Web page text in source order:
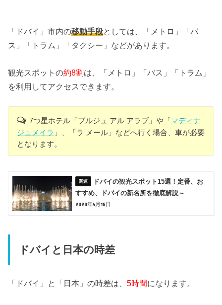
「ドバイ」市内の移動手段としては、「メトロ」「バ
ス」「トラム」「タクシー」などがあります。
観光スポットの約8割は、「メトロ」「バス」「トラム」
を利用してアクセスできます。
7つ星ホテル「ブルジュ アル アラブ」や「マディナ
ジュメイラ 」、「ラ メール」などへ行く場合、車が必要
となります。
ドバイの観光スポット15選！定番、お
すすめ、ドバイの新名所を徹底解説～
2020年4月18日
ドバイと日本の時差
「ドバイ」と「日本」の時差は、5時間になります。